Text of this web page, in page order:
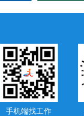
手机端找工作